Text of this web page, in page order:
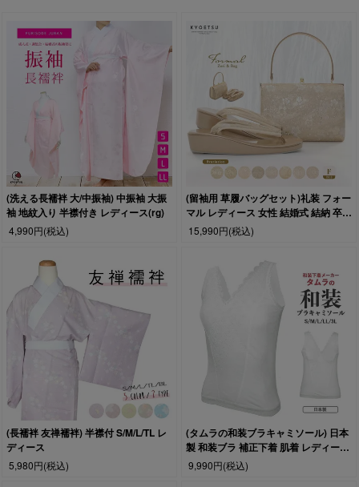
(洗える長襦袢 大/中振袖) 中振袖 大振
袖 地紋入り 半襟付き レディース(rg)
4,990円(税込)
(留袖用 草履バッグセット)礼装 フォー
マル レディース 女性 結婚式 結納 卒業
式 入学式 黒留袖 訪問着
15,990円(税込)
(長襦袢 友禅襦袢) 半襟付 S/M/L/TL レ
ディース
5,980円(税込)
(タムラの和装ブラキャミソール) 日本
製 和装ブラ 補正下着 肌着 レディース
(zr)
9,990円(税込)